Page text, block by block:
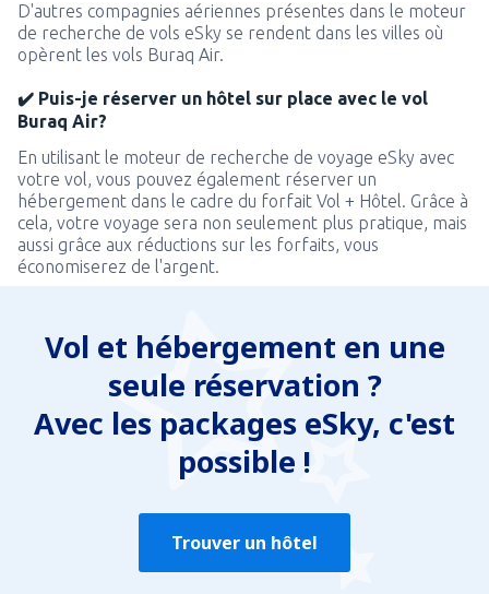
D'autres compagnies aériennes présentes dans le moteur
de recherche de vols eSky se rendent dans les villes où
opèrent les vols Buraq Air.
✔️ Puis-je réserver un hôtel sur place avec le vol
Buraq Air?
En utilisant le moteur de recherche de voyage eSky avec
votre vol, vous pouvez également réserver un
hébergement dans le cadre du forfait Vol + Hôtel. Grâce à
cela, votre voyage sera non seulement plus pratique, mais
aussi grâce aux réductions sur les forfaits, vous
économiserez de l'argent.
Vol et hébergement en une
seule réservation ?
Avec les packages eSky, c'est
possible !
Trouver un hôtel